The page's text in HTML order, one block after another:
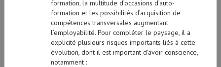
formation, la multitude d’occasions d’auto-
formation et les possibilités d’acquisition de
compétences transversales augmentant
l’employabilité. Pour compléter le paysage, il a
explicité plusieurs risques importants liés à cette
évolution, dont il est important d’avoir conscience,
notamment :